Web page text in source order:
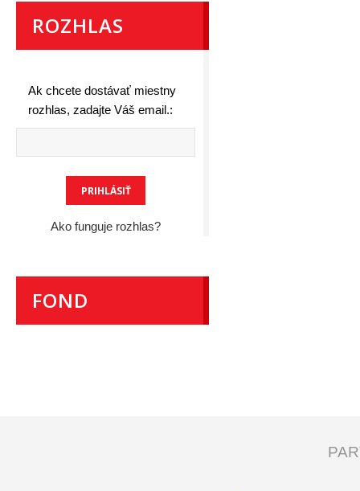
ROZHLAS
Ak chcete dostávať miestny
rozhlas, zadajte Váš email.:
Ako funguje rozhlas?
FOND